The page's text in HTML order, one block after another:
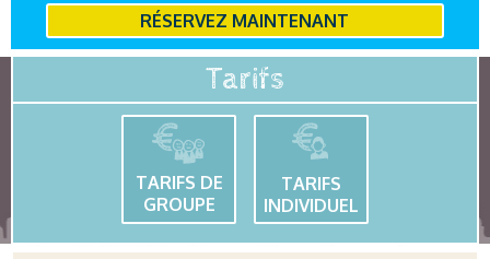
RÉSERVEZ MAINTENANT
Tarifs
TARIFS DE
GROUPE
TARIFS
INDIVIDUEL